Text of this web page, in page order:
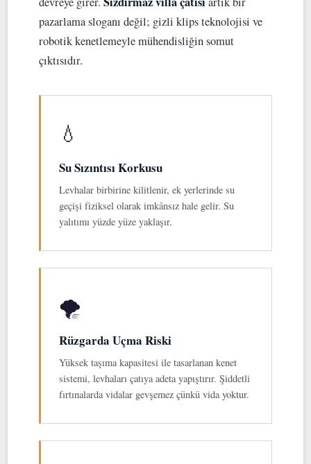
pazarlama sloganı değil; gizli klips teknolojisi ve
robotik kenetlemeyle mühendisliğin somut
çıktısıdır.
💧
Su Sızıntısı Korkusu
Levhalar birbirine kilitlenir, ek yerlerinde su
geçişi fiziksel olarak imkânsız hale gelir. Su
yalıtımı yüzde yüze yaklaşır.
🌪️
Rüzgarda Uçma Riski
Yüksek taşıma kapasitesi ile tasarlanan kenet
sistemi, levhaları çatıya adeta yapıştırır. Şiddetli
fırtınalarda vidalar gevşemez çünkü vida yoktur.